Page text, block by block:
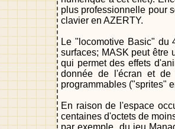
plus professionnelle pour
clavier en AZERTY.
Le "locomotive Basic" du
surfaces; MASK peut être
qui permet des effets
donnée de l'écran et de
programmables ("sprites"
En raison de l'espace
centaines d'octets de